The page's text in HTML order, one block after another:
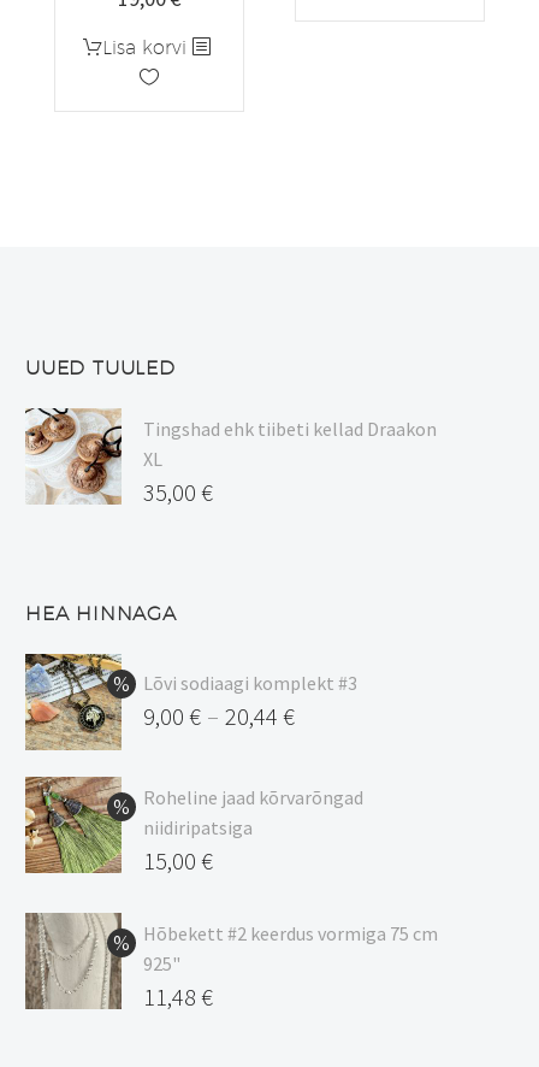
Lisa korvi
tootel
UUED TUULED
Tingshad ehk tiibeti kellad Draakon
XL
35,00 €
HEA HINNAGA
Lõvi sodiaagi komplekt #3
9,00 € – 20,44 €
9,00 €
kuni
20,44 €
Roheline jaad kõrvarõngad
niidiripatsiga
Algne
oli:
17,00 €.
15,00 €
hind
on:
15,00 €.
Hõbekett #2 keerdus vormiga 75 cm
925"
Algne
11,48 €